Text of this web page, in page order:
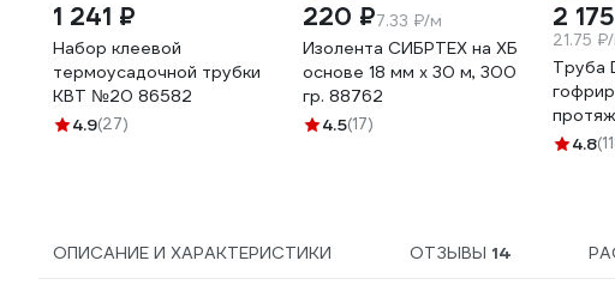
1 241 ₽
Набор клеевой
термоусадочной трубки
КВТ №20 86582
4.9(27)
220 ₽7.33 ₽/м
Изолента СИБРТЕХ на ХБ
основе 18 мм х 30 м, 300
гр. 88762
4.5(17)
2
21.75
Труба
4.8
ОПИСАНИЕ И ХАРАКТЕРИСТИКИ ОТЗЫВЫ 14